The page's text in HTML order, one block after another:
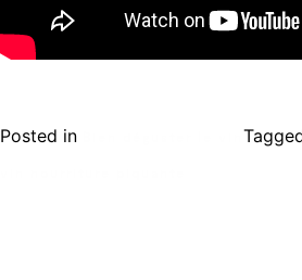
Posted in